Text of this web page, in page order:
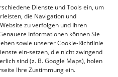
Dienste und Tools ein, um
die Navigation und
zu verfolgen und Ihren
Informationen können Sie
sowie unserer Cookie-Richtlinie
ein-setzen, die nicht zwingend
sind (z. B. Google Maps), holen
Ihre Zustimmung ein.
- Design by